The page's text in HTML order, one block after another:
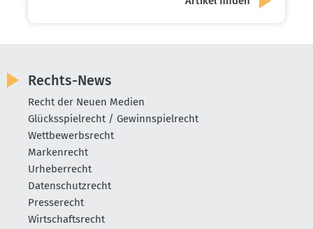
Rechts-News
Recht der Neuen Medien
Glücksspielrecht / Gewinnspielrecht
Wettbewerbsrecht
Markenrecht
Urheberrecht
Datenschutzrecht
Presserecht
Wirtschaftsrecht